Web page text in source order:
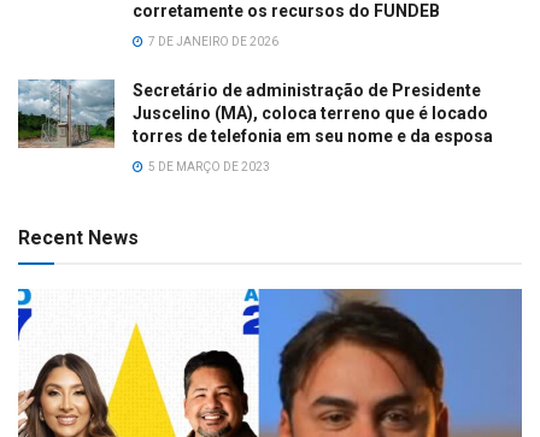
corretamente os recursos do FUNDEB
7 DE JANEIRO DE 2026
Secretário de administração de Presidente
Juscelino (MA), coloca terreno que é locado
torres de telefonia em seu nome e da esposa
5 DE MARÇO DE 2023
Recent News